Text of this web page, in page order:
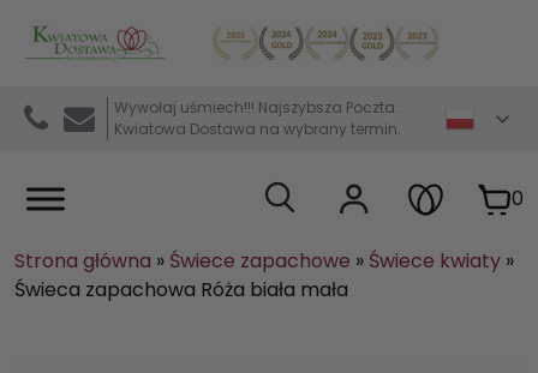
Kwiaciarnia internetowa Kwiatowa Dostawa
Wywołaj uśmiech!!! Najszybsza Poczta.
Kwiatowa Dostawa na wybrany termin.
0
Strona główna » Świece zapachowe » Świece kwiaty »
Świeca zapachowa Róża biała mała